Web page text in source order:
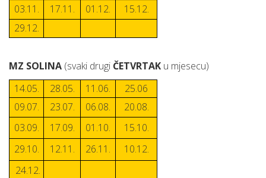
03.11.
17.11. 01.12.
15.12.
29.12.
MZ SOLINA (svaki drugi ČETVRTAK u mjesecu)
14.05.
28.05. 11.06.
25.06
09.07.
23.07. 06.08.
20.08.
03.09.
17.09. 01.10.
15.10.
29.10.
12.11. 26.11.
10.12.
24.12.